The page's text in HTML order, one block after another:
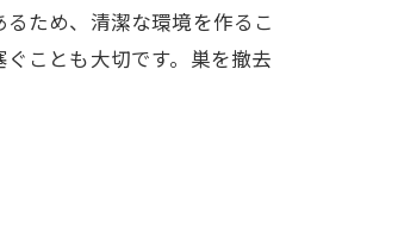
ため、清潔な環境を作るこ
ことも大切です。巣を撤去